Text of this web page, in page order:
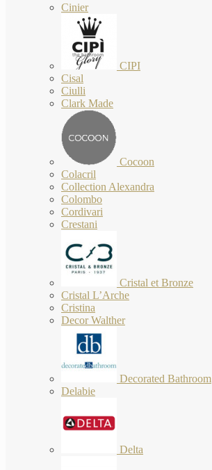
Cinier
CIPI
Cisal
Ciulli
Clark Made
Cocoon
Colacril
Collection Alexandra
Colombo
Cordivari
Crestani
Cristal et Bronze
Cristal L’Arche
Cristina
Decor Walther
Decorated Bathroom
Delabie
Delta